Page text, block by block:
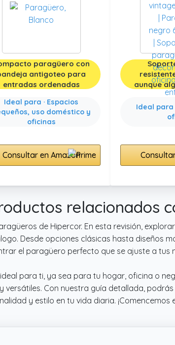
paragüero con
antigoteo para
entradas ordenadas
Ideal para · Espacios
uso doméstico y
oficinas
Consultar en Amazon
aunque
Ideal para
relacionados
de Hipercor. En esta revisión,
Desde opciones clásicas hasta diseños
el paragüero perfecto que se ajuste a tus
para ti, ya sea para tu hogar, oficina o
versátiles. Con nuestra guía detallada,
y estilo en tu vida diaria.